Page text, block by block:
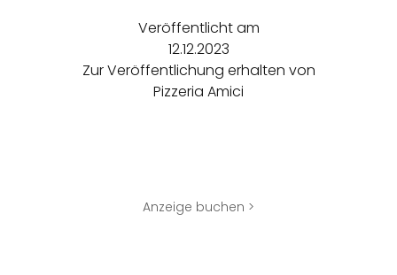
Veröffentlicht am
12.12.2023
Zur Veröffentlichung erhalten von
Pizzeria Amici
Anzeige buchen >